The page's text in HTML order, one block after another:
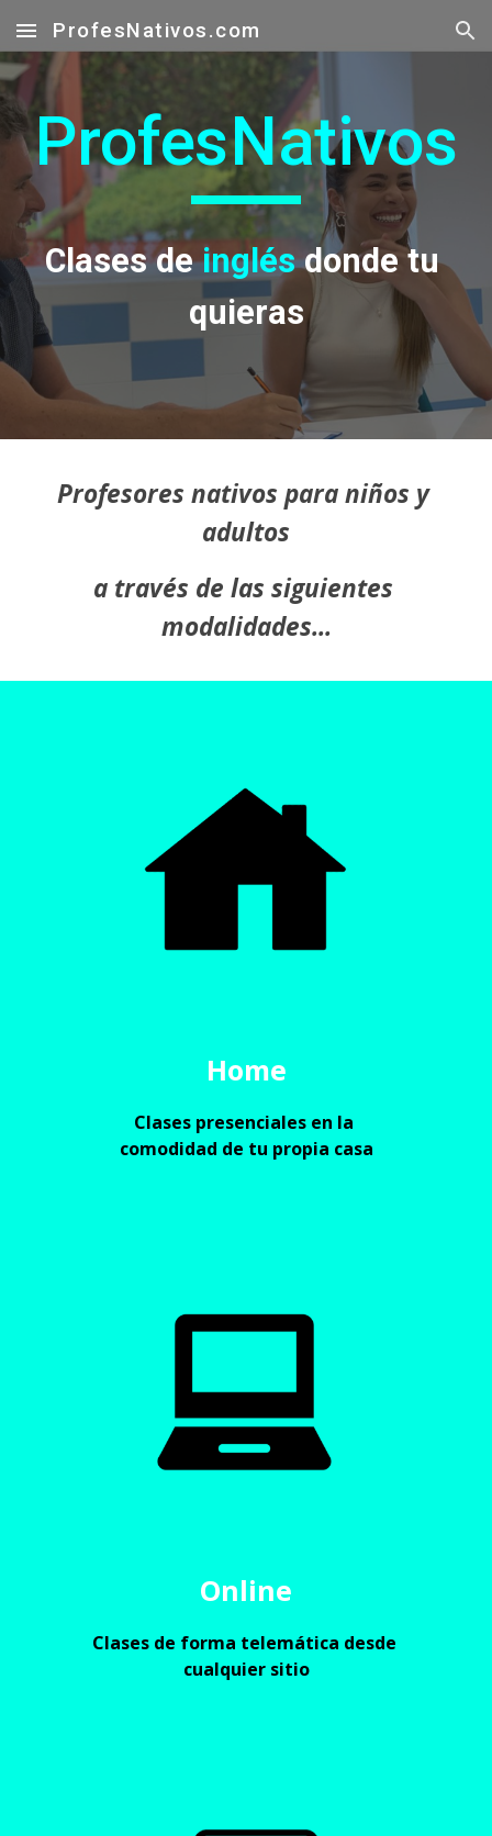
Skip to main content Skip to navigation
ProfesNativos.com
ProfesNativos
Clases de inglés donde tu
quieras
Profesores nativos para niños y
adultos
a través de las siguientes
modalidades...
Home
Clases presenciales en la
comodidad de tu propia casa
Online
Clases de forma telemática desde
cualquier sitio